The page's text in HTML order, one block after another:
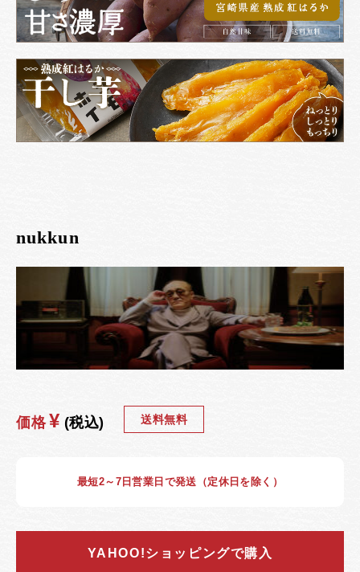
nukkun
価格 ¥ (税込) 送料無料
最短2～7日営業日で発送（定休日を除く）
YAHOO!ショッピングで購入